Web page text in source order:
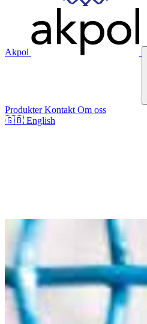
Akpol
ProdukterKontakt Om oss
🇬🇧 English